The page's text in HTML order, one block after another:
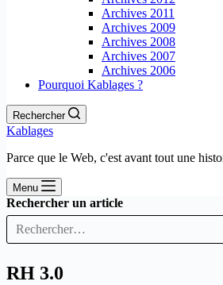
Archives 2011
Archives 2009
Archives 2008
Archives 2007
Archives 2006
Pourquoi Kablages ?
Rechercher
Kablages
Parce que le Web, c'est avant tout une
Menu
Rechercher un article
RH 3.0